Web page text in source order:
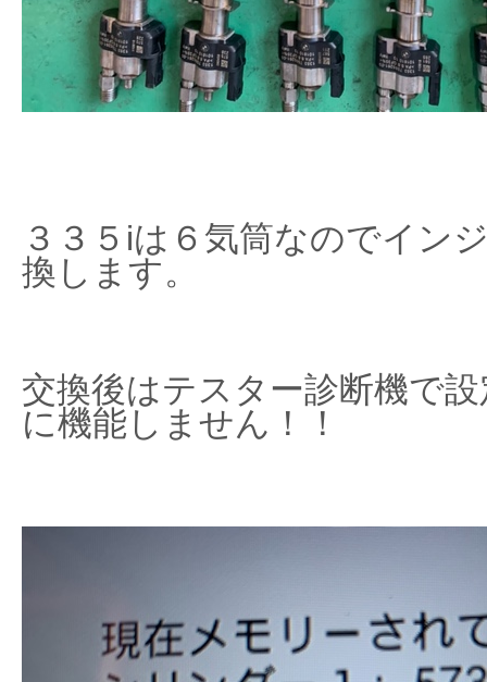
３３５iは６気筒なのでイン
換します。
交換後はテスター診断機で
に機能しません！！